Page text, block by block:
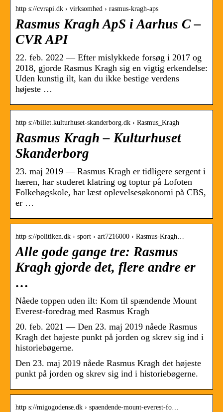
http s://cvrapi.dk › virksomhed › rasmus-kragh-aps
Rasmus Kragh ApS i Aarhus C –
CVR API
22. feb. 2022 — Efter mislykkede forsøg i 2017 og
2018, gjorde Rasmus Kragh sig en vigtig erkendelse:
Uden kunstig ilt, kan du ikke bestige verdens
højeste …
http s://billet.kulturhuset-skanderborg.dk › Rasmus_Kragh
Rasmus Kragh – Kulturhuset
Skanderborg
23. maj 2019 — Rasmus Kragh er tidligere sergent i
hæren, har studeret klatring og toptur på Lofoten
Folkehøgskole, har læst oplevelsesøkonomi på CBS,
er …
http s://politiken.dk › sport › art7216000 › Rasmus-Kragh…
Alle gode gange tre: Rasmus
Kragh gjorde det, flere andre er
…
Nåede toppen uden ilt: Kom til spændende Mount
Everest-foredrag med Rasmus Kragh
20. feb. 2021 — Den 23. maj 2019 nåede Rasmus
Kragh det højeste punkt på jorden og skrev sig ind i
historiebøgerne.
Den 23. maj 2019 nåede Rasmus Kragh det højeste
punkt på jorden og skrev sig ind i historiebøgerne.
http s://migogodense.dk › spaendende-mount-everest-fo…